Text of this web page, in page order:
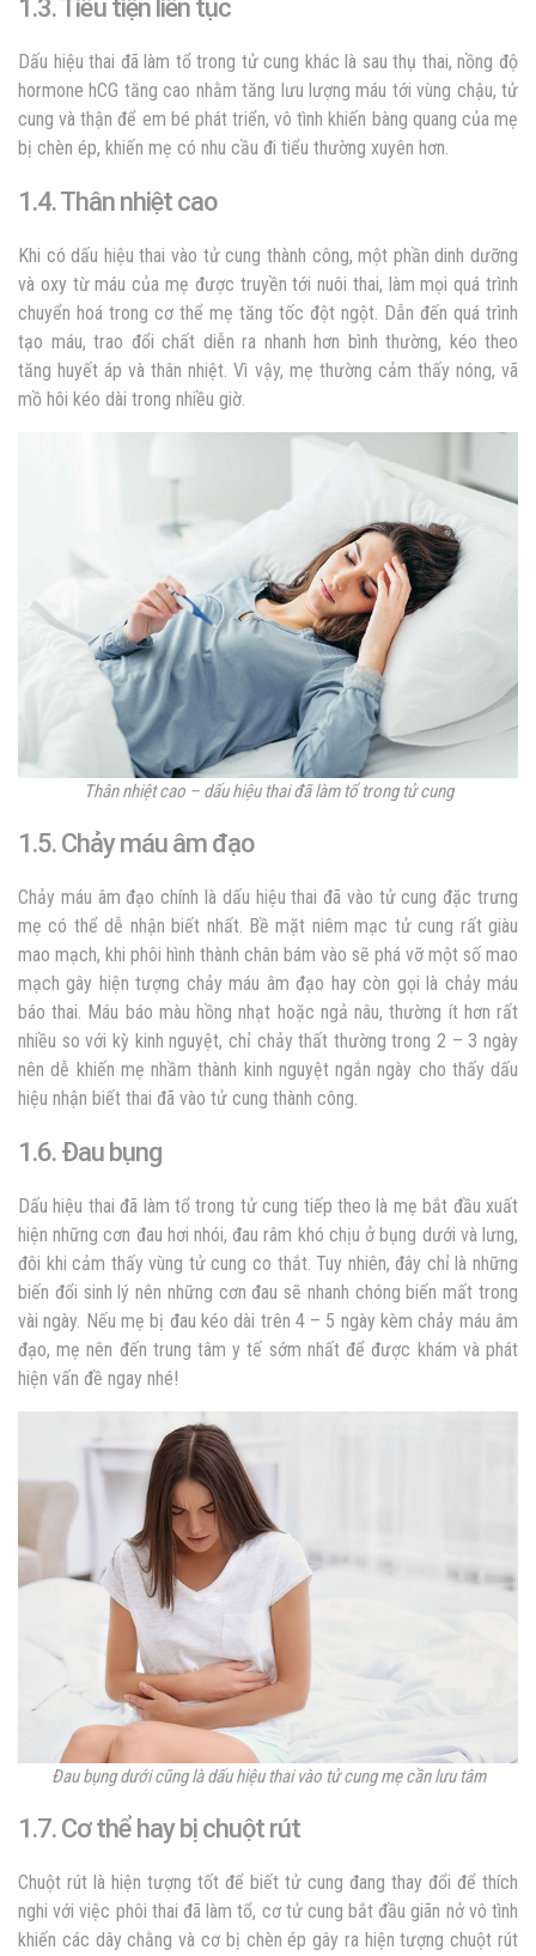
1.3. Tiểu tiện liên tục
Dấu hiệu thai đã làm tổ trong tử cung khác là sau thụ thai, nồng độ
hormone hCG tăng cao nhằm tăng lưu lượng máu tới vùng chậu, tử
cung và thận để em bé phát triển, vô tình khiến bàng quang của mẹ
bị chèn ép, khiến mẹ có nhu cầu đi tiểu thường xuyên hơn.
1.4. Thân nhiệt cao
Khi códấu hiệu thai vào tử cung thành công, một phần dinh dưỡng
và oxy từ máu của mẹ được truyền tới nuôi thai, làm mọi quá trình
chuyển hoá trong cơ thể mẹ tăng tốc đột ngột. Dẫn đến quá trình
tạo máu, trao đổi chất diễn ra nhanh hơn bình thường, kéo theo
tăng huyết áp và thân nhiệt. Vì vậy, mẹ thường cảm thấy nóng, vã
mồ hôi kéo dài trong nhiều giờ.
Thân nhiệt cao – dấu hiệu thai đã làm tổ trong tử cung
1.5. Chảy máu âm đạo
Chảy máu âm đạo chính là dấu hiệu thai đã vào tử cung đặc trưng
mẹ có thể dễ nhận biết nhất. Bề mặt niêm mạc tử cung rất giàu
mao mạch, khi phôi hình thành chân bám vào sẽ phá vỡ một số mao
mạch gây hiện tượng chảy máu âm đạo hay còn gọi là chảy máu
báo thai. Máu báo màu hồng nhạt hoặc ngả nâu, thường ít hơn rất
nhiều so với kỳ kinh nguyệt, chỉ chảy thất thường trong 2 – 3 ngày
nên dễ khiến mẹ nhầm thành kinh nguyệt ngắn ngày cho thấy dấu
hiệu nhận biết thai đã vào tử cung thành công.
1.6. Đau bụng
Dấu hiệu thai đã làm tổ trong tử cung tiếp theo là mẹ bắt đầu xuất
hiện những cơn đau hơi nhói, đau râm khó chịu ở bụng dưới và lưng,
đôi khi cảm thấy vùng tử cung co thắt. Tuy nhiên, đây chỉ là những
biến đổi sinh lý nên những cơn đau sẽ nhanh chóng biến mất trong
vài ngày. Nếu mẹ bị đau kéo dài trên 4 – 5 ngày kèm chảy máu âm
đạo, mẹ nên đến trung tâm y tế sớm nhất để được khám và phát
hiện vấn đề ngay nhé!
Đau bụng dưới cũng làdấu hiệu thai vào tử cung mẹ cần lưu tâm
1.7. Cơ thể hay bị chuột rút
Chuột rút là hiện tượng tốt để biết tử cung đang thay đổi để thích
nghi với việc phôi thai đã làm tổ, cơ tử cung bắt đầu giãn nở vô tình
khiến các dây chằng và cơ bị chèn ép gây ra hiện tượng chuột rút